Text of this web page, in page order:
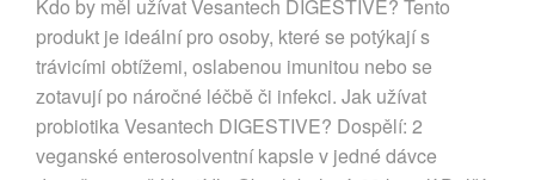
Kdo by měl užívat Vesantech DIGESTIVE? Tento
produkt je ideální pro osoby, které se potýkají s
trávicími obtížemi, oslabenou imunitou nebo se
zotavují po náročné léčbě či infekci. Jak užívat
probiotika Vesantech DIGESTIVE? Dospělí: 2
veganské enterosolventní kapsle v jedné dávce